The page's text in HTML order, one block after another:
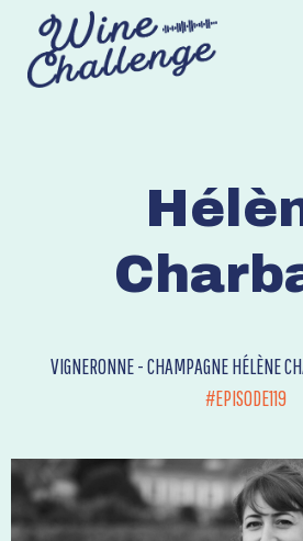
VIGNERONNE - CHAMPAGNE HÉLÈNE
#EPISODE119